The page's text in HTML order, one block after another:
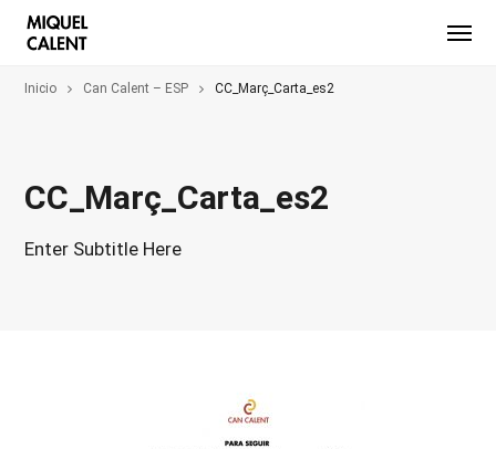
Inicio Can Calent – ESP CC_Març_Carta_es2
CC_Març_Carta_es2
Enter Subtitle Here